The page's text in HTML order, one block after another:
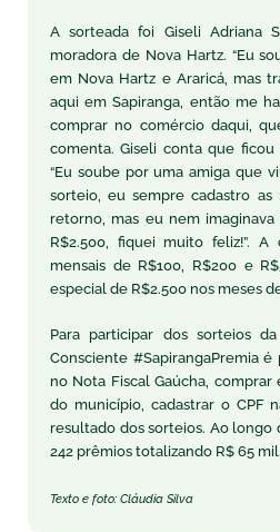
A sorteada foi Giseli Adriana
moradora de Nova Hartz. “Eu
em Nova Hartz e Araricá, mas
aqui em Sapiranga, então me
comprar no comércio daqui,
comenta. Giseli conta que
“Eu soube por uma amiga que
sorteio, eu sempre cadastro
retorno, mas eu nem
R$2.500, fiquei muito feliz!”. A
mensais de R$100, R$200 e
especial de R$2.500 nos meses
Para participar dos sorteios
Consciente #SapirangaPremia
no Nota Fiscal Gaúcha,
do município, cadastrar o CPF
resultado dos sorteios. Ao longo
242 prêmios totalizando R$ 65 mil.
Texto e foto: Cláudia Silva